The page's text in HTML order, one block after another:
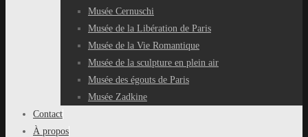
Musée Cernuschi
Musée de la Libération de Paris
Musée de la Vie Romantique
Musée de la sculpture en plein air
Musée des égouts de Paris
Musée Zadkine
Contact
À propos